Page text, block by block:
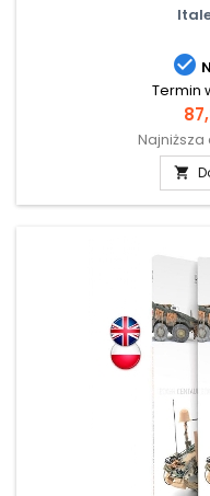

Termin
Najniższa
